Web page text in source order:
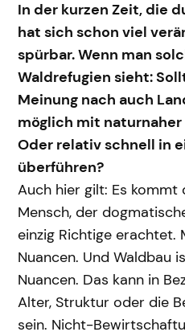
In der kurzen Zeit, die
hat sich schon viel
spürbar. Wenn man
Waldrefugien sieht:
Meinung nach auch
möglich mit
Oder relativ schnell in
überführen?
Auch hier gilt: Es kommt
Mensch, der
einzig Richtige erachtet.
Nuancen. Und Waldbau
Nuancen. Das kann in
Alter, Struktur oder die
sein. Nicht-